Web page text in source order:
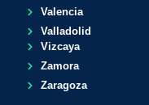
Valencia
Valladolid
Vizcaya
Zamora
Zaragoza